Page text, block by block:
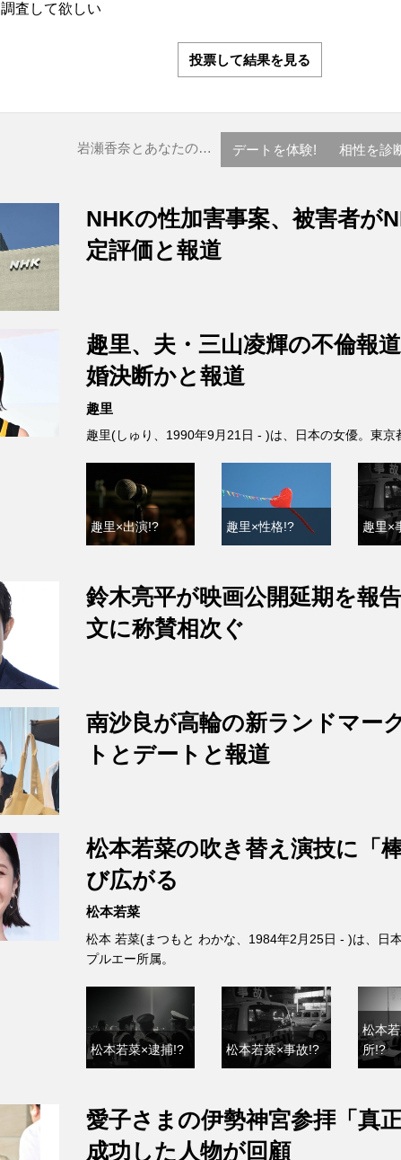
調査して欲しい
投票して結果を見る
岩瀬香奈とあなたの… デートを体験! 相性を診
NHKの性加害事案、被害者が
定評価と報道
趣里、夫・三山凌輝の不倫報
婚決断かと報道
趣里
趣里(しゅり、1990年9月21日 - )は、日本の女優。東京
趣里×出演!? 趣里×性格!? 趣里×
鈴木亮平が映画公開延期を報
文に称賛相次ぐ
南沙良が高輪の新ランドマー
トとデートと報道
松本若菜の吹き替え演技に「
び広がる
松本若菜
松本 若菜(まつもと わかな、1984年2月25日 - )は、日
プルエー所属。
松本若菜×逮捕!? 松本若菜×事故!?
松本
所!?
愛子さまの伊勢神宮参拝「真
成功した人物が回顧